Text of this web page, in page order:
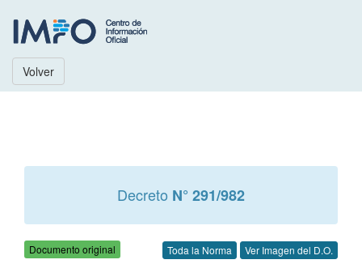
Volver
Decreto N° 291/982
Documento original Toda la Norma Ver Imagen del D.O.